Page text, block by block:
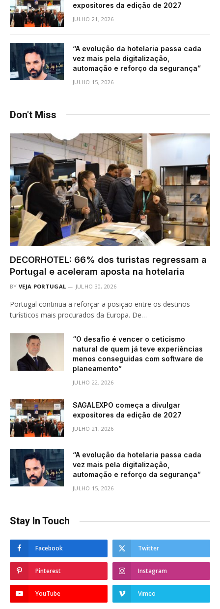
expositores da edição de 2027
JULHO 21, 2026
“A evolução da hotelaria passa cada
vez mais pela digitalização,
automação e reforço da segurança”
JULHO 15, 2026
Don't Miss
DECORHOTEL: 66% dos turistas regressam a
Portugal e aceleram aposta na hotelaria
BY VEJA PORTUGAL JULHO 30, 2026
Portugal continua a reforçar a posição entre os destinos
turísticos mais procurados da Europa. De…
“O desafio é vencer o ceticismo
natural de quem já teve experiências
menos conseguidas com software de
planeamento”
JULHO 22, 2026
SAGALEXPO começa a divulgar
expositores da edição de 2027
JULHO 21, 2026
“A evolução da hotelaria passa cada
vez mais pela digitalização,
automação e reforço da segurança”
JULHO 15, 2026
Stay In Touch
Facebook Twitter
Pinterest Instagram
YouTube Vimeo